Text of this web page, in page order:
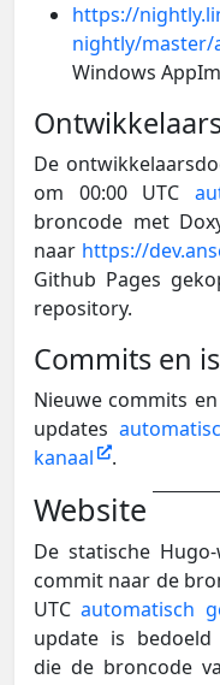
https://
nightly/master/
Windows
De
om 00:00 UTC
broncode met
naar https://
Github Pages
repository.
Commits en
Nieuwe commits
updates
kanaal
.
Website
De statische
commit naar de
UTCautomatisch
update is
die de broncode